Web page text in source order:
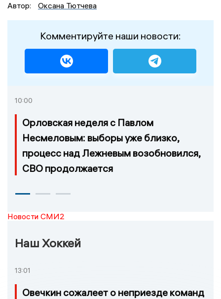
Автор:
Оксана Тютчева
Комментируйте наши новости:
10:00
Орловская неделя с Павлом
Несмеловым: выборы уже близко,
процесс над Лежневым возобновился,
СВО продолжается
Новости СМИ2
Наш Хоккей
13:01
Овечкин сожалеет о неприезде команд